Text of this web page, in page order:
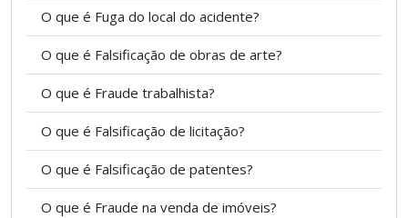
O que é Fuga do local do acidente?
O que é Falsificação de obras de arte?
O que é Fraude trabalhista?
O que é Falsificação de licitação?
O que é Falsificação de patentes?
O que é Fraude na venda de imóveis?